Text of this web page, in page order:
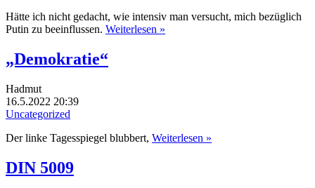
Hätte ich nicht gedacht, wie intensiv man versucht, mich bezüglich
Putin zu beeinflussen. Weiterlesen »
„Demokratie“
Hadmut
16.5.2022 20:39
Uncategorized
Der linke Tagesspiegel blubbert, Weiterlesen »
DIN 5009